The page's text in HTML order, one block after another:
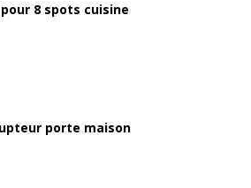
8 spots cuisine
porte maison